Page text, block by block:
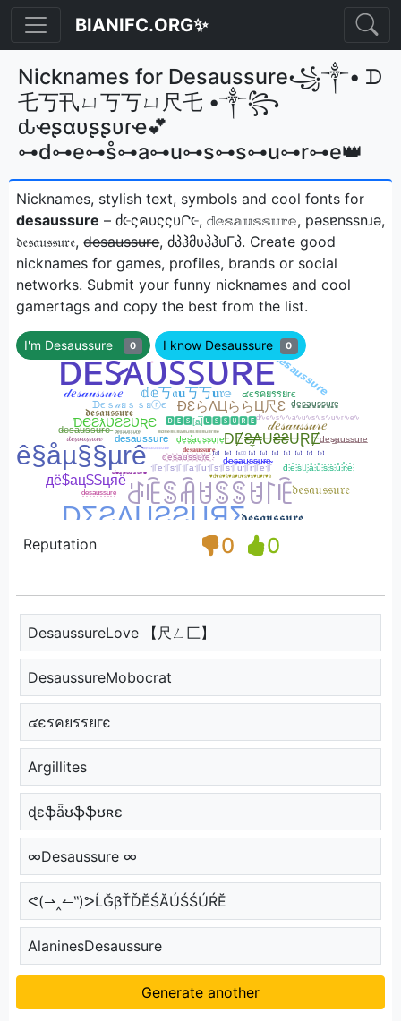
BIANIFC.ORG✨
Nicknames for Desaussure꧁༒• ᗪ
乇丂卂ㄩ丂丂ㄩ尺乇 •༒꧂
ԃҽʂαυʂʂυɾҽ💕
⊶d⊶e⊶s̊⊶a⊶u⊶s⊶s⊶u⊶r⊶e👑
Nicknames, stylish text, symbols and cool fonts for
desaussure – ძ૯ςคυςςυՐ૯, 𝕕𝕖𝕤𝕒𝕦𝕤𝕤𝕦𝕣𝕖, pǝsɐnssnɹǝ,
𝔡𝔢𝔰𝔞𝔲𝔰𝔰𝔲𝔯𝔢, d̶e̶s̶a̶u̶s̶s̶u̶r̶e̶, ძპჰმυჰჰυΓპㅤ. Create good
nicknames for games, profiles, brands or social
networks. Submit your funny nicknames and cool
gamertags and copy the best from the list.
I'm Desaussure 0 I know Desaussure 0
Reputation 0 0
DesaussureLove 【尺ㄥ匚】
DesaussureMobocrat
๔єรคยรรยгє
Argillites
ɖɛֆǟʊֆֆʊʀɛ
∞Desaussure ∞
ᕙ(⇀‸↼‶)ᕗĹĞβŤĎĔŚĂÚŚŚÚŔĔ
AlaninesDesaussure
Generate another